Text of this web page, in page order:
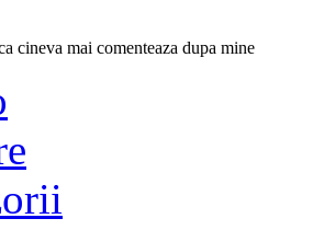
cineva mai comenteaza dupa mine